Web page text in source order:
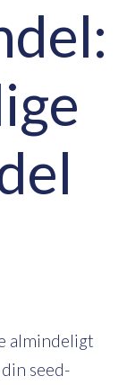
almindeligt
seed-